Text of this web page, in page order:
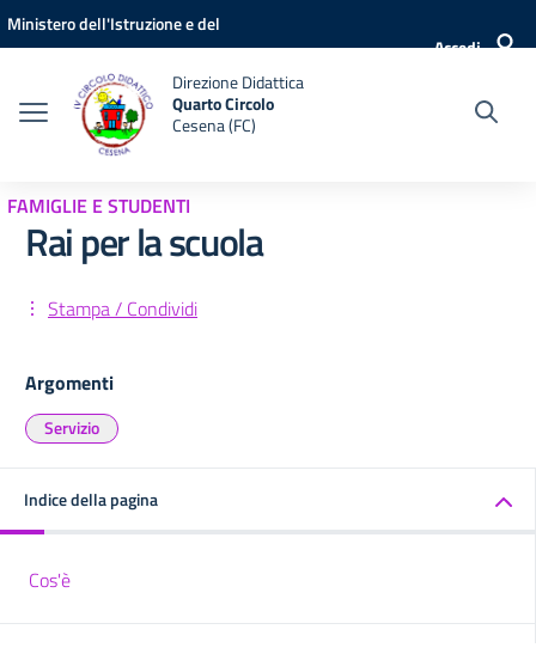
Vai ai contenuti
Vai al menu di navigazione
Vai al footer
Ministero dell'Istruzione e del
Accedi
Direzione Didattica
Quarto Circolo
Cesena (FC)
FAMIGLIE E STUDENTI
Rai per la scuola
Stampa / Condividi
Argomenti
Servizio
Indice della pagina
Cos'è